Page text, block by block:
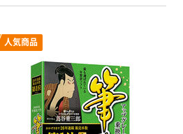
人気商品